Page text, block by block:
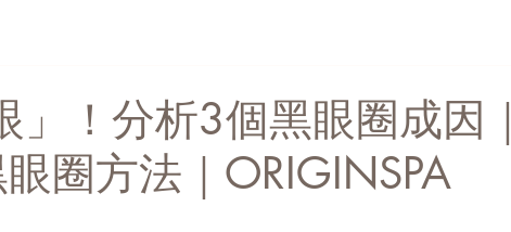
」！分析3個黑眼圈成因｜
圈方法｜ORIGINSPA